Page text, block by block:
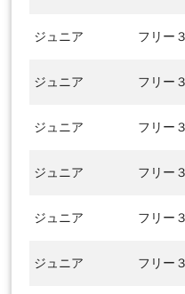
ジュニア フリー
ジュニア フリー
ジュニア フリー
ジュニア フリー
ジュニア フリー
ジュニア フリー